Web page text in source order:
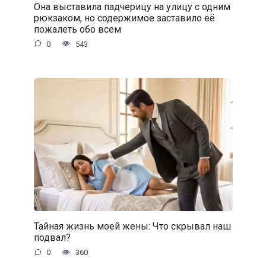
Она выставила падчерицу на улицу с одним
рюкзаком, но содержимое заставило её
пожалеть обо всем
0 543
Тайная жизнь моей жены: Что скрывал наш
подвал?
0 360